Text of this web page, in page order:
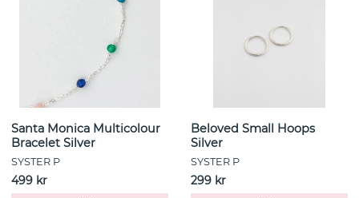
Santa Monica Multicolour
Bracelet Silver
SYSTER P
499 kr
Beloved Small Hoops
Silver
SYSTER P
299 kr